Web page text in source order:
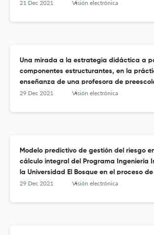
21 Dec 2021 Visión electrónica
Una mirada a la estrategia didáctica a
componentes estructurantes, en la
enseñanza de una profesora de
29 Dec 2021 Visión electrónica
Modelo predictivo de gestión del riesgo
cálculo integral del Programa Ingeniería
la Universidad El Bosque en el proceso
estudiantil
29 Dec 2021 Visión electrónica